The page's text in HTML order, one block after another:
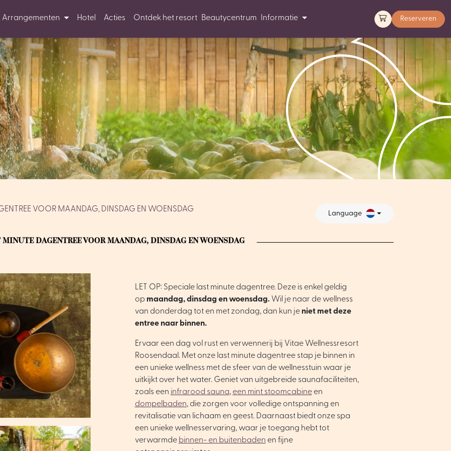
Arrangementen Hotel Acties Ontdek het resort Beautycentrum Informatie Reserveren
VOOR MAANDAG, DINSDAG EN WOENSDAG Language
MINUTE DAGENTREE VOOR MAANDAG, DINSDAG EN WOENSDAG
LET OP: Speciale last minute dagentree. Deze is enkel geldig
op maandag, dinsdag en woensdag. Wil je naar de wellness
van donderdag tot en met zondag, dan kun je niet met deze
entree naar binnen.
Ervaar een dag vol rust en verwennerij bij Vitae Wellnessresort
Roosendaal. Met onze last minute dagentree stap je binnen in
een unieke wellness met de sfeer van de wellnesstuin waar je
uitkijkt over het water. Geniet van uitgebreide saunafaciliteiten,
zoals een infrarood sauna, een mint stoomcabineen
dompelbaden, die zorgen voor volledige ontspanning en
revitalisatie van lichaam en geest. Daarnaast biedt onze spa
een unieke wellnesservaring, waar je toegang hebt tot
verwarmde binnen- en buitenbaden en fijne